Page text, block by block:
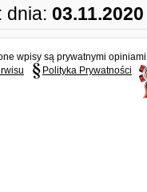
dnia:
wpisy są prywatnymi
Polityka Prywatności